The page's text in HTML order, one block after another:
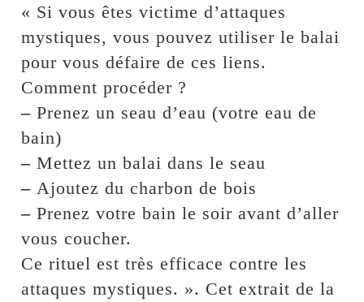
« Si vous êtes victime d’attaques
mystiques, vous pouvez utiliser le balai
pour vous défaire de ces liens.
Comment procéder ?
– Prenez un seau d’eau (votre eau de
bain)
– Mettez un balai dans le seau
– Ajoutez du charbon de bois
– Prenez votre bain le soir avant d’aller
vous coucher.
Ce rituel est très efficace contre les
attaques mystiques. ». Cet extrait de la